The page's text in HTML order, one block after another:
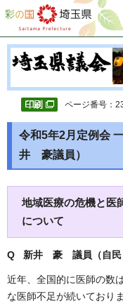
彩の国 埼玉県
ページ番号：
令和5年2月定例会
井 豪議員）
地域医療の危機と医
について
Q 新井 豪 議員（自民
近年、全国的に医師の数
な医師不足が続いており